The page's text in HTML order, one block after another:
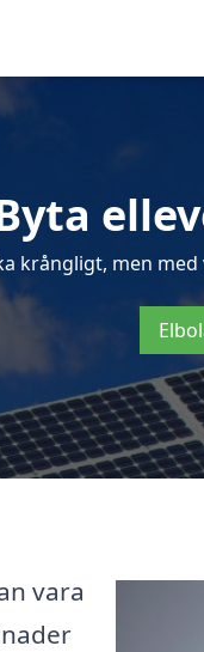
krångligt, men
vara